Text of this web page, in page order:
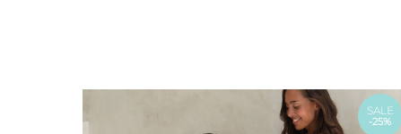
SALE
-25%